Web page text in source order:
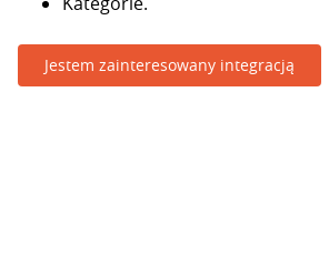
Jestem zainteresowany integracją